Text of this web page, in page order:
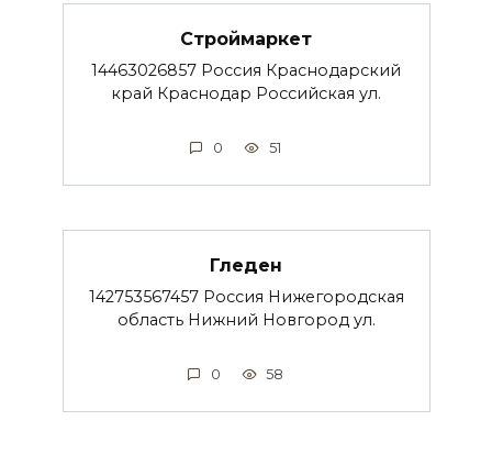
Строймаркет
14463026857 Россия Краснодарский
край Краснодар Российская ул.
0 51
Гледен
142753567457 Россия Нижегородская
область Нижний Новгород ул.
0 58